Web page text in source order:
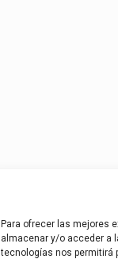
Para ofrecer las mejores
almacenar y/o acceder a
tecnologías nos permitirá